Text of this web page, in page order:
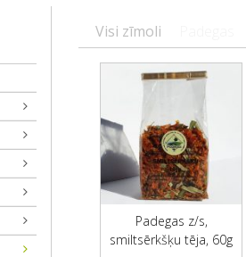
Visi zīmoli
Padegas z/s,
smiltsērkšķu tēja, 60g